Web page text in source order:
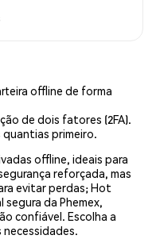
offline de forma
de dois fatores (2FA).
primeiro.
offline, ideais para
reforçada, mas
evitar perdas; Hot
da Phemex,
confiável. Escolha a